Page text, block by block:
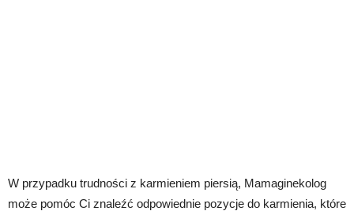
W przypadku trudności z karmieniem piersią, Mamaginekolog
może pomóc Ci znaleźć odpowiednie pozycje do karmienia, które